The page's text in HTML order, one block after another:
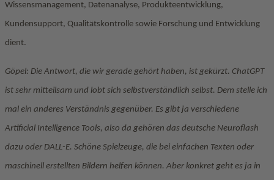
Wissensmanagement, Datenanalyse, Produkteentwicklung,
Kundensupport, Qualitätskontrolle sowie Forschung und Entwicklung
dient.
Göpel: Die Antwort, die wir gerade gehört haben, ist gekürzt. ChatGPT
ist sehr mitteilsam und lobt sich selbstverständlich selbst. Dem stelle ich
mal ein anderes Verständnis gegenüber. Es gibt ja verschiedene
Artificial Intelligence Tools, also da gehören das deutsche Neuroflash
dazu oder DALL-E. Schöne Spielzeuge, die bei einfachen Texten oder
maschinell erstellten Bildern helfen können. Aber konkret geht es ja in